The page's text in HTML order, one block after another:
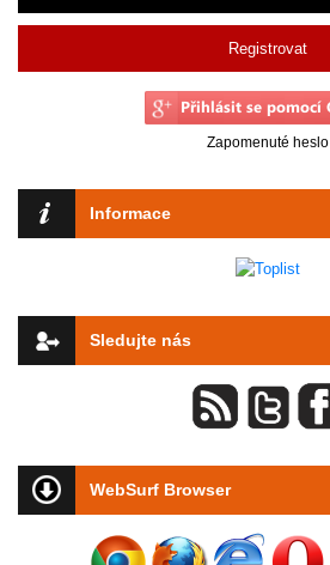
Registrovat
Zapomenuté heslo
Informace
Sledujte nás
WebSurf Browser